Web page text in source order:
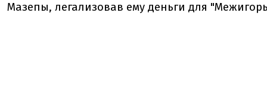
Мазепы, легализовав ему деньги для